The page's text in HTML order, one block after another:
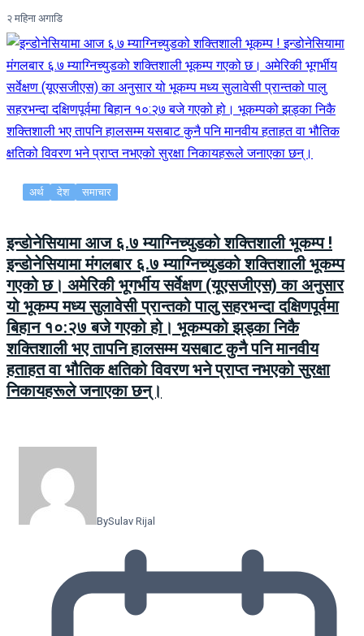
२ महिना अगाडि
अर्थ देश समाचार
इन्डोनेसियामा आज ६.७ म्याग्निच्युडको शक्तिशाली भूकम्प !
इन्डोनेसियामा मंगलबार ६.७ म्याग्निच्युडको शक्तिशाली भूकम्प
गएको छ। अमेरिकी भूगर्भीय सर्वेक्षण (यूएसजीएस) का अनुसार
यो भूकम्प मध्य सुलावेसी प्रान्तको पालु सहरभन्दा दक्षिणपूर्वमा
बिहान १०:२७ बजे गएको हो। भूकम्पको झड्का निकै
शक्तिशाली भए तापनि हालसम्म यसबाट कुनै पनि मानवीय
हताहत वा भौतिक क्षतिको विवरण भने प्राप्त नभएको सुरक्षा
निकायहरूले जनाएका छन्।
BySulav Rijal